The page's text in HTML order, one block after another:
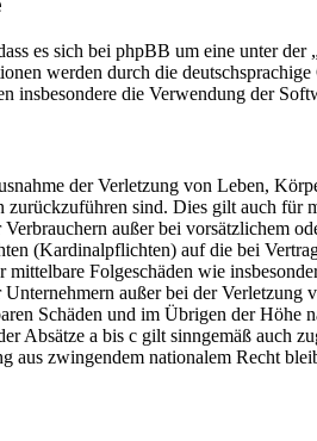
es sich bei phpBB um eine unter der
werden durch die
insbesondere die Verwendung der
der Verletzung von Leben,
zurückzuführen sind. Dies gilt auch für
außer bei vorsätzlichem
(Kardinalpflichten) auf die bei
Folgeschäden wie
außer bei der Verletzung
Schäden und im Übrigen der Höhe
Absätze a bis c gilt sinngemäß auch
aus zwingendem nationalem Recht